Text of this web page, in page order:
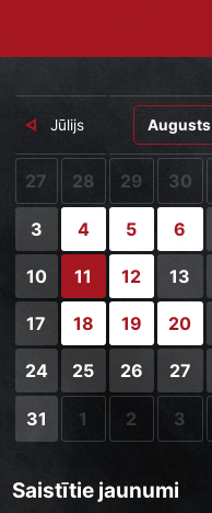
Jūlijs Augusts
27 28 29 30
3 4 5 6
10 11 12 13
17 18 19 20
24 25 26 27
31 1 2 3
Saistītie jaunumi